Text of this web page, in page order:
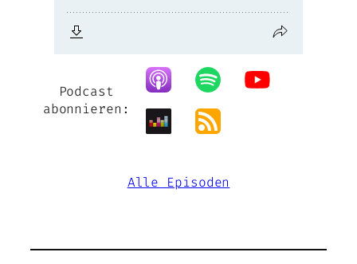
Podcast
abonnieren:
Alle Episoden